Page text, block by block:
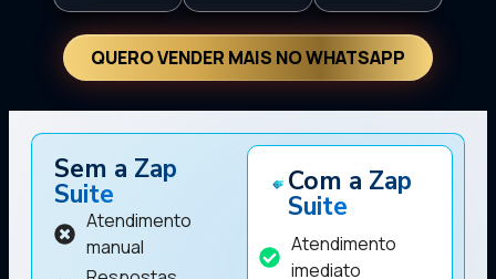
QUERO VENDER MAIS NO WHATSAPP
Com a Zap
Suite
Atendimento
imediato
Sem a Zap
Suite
Atendimento
manual